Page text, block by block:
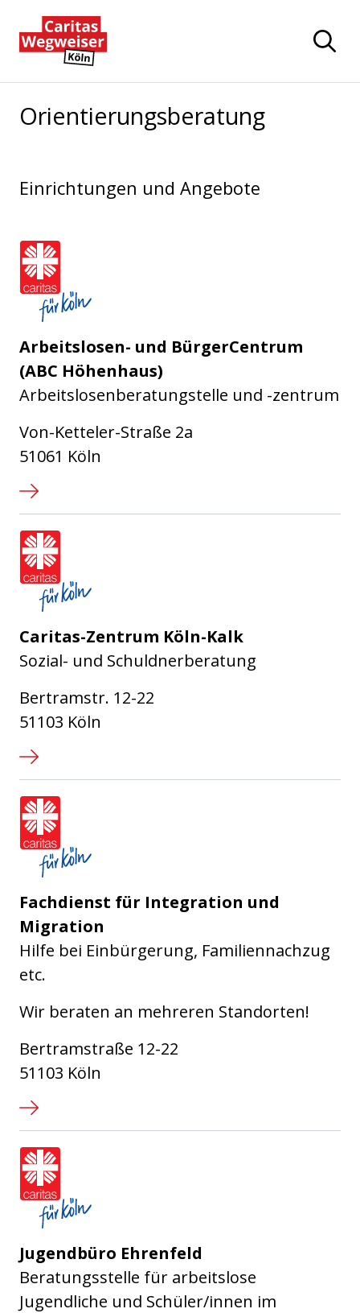
Zur Startseite navigieren
Orientierungsberatung
Einrichtungen und Angebote
Arbeitslosen- und BürgerCentrum
(ABC Höhenhaus)
Arbeitslosenberatungstelle und -zentrum
Von-Ketteler-Straße 2a
51061 Köln
Caritas-Zentrum Köln-Kalk
Sozial- und Schuldnerberatung
Bertramstr. 12-22
51103 Köln
Fachdienst für Integration und
Migration
Hilfe bei Einbürgerung, Familiennachzug
etc.
Wir beraten an mehreren Standorten!
Bertramstraße 12-22
51103 Köln
Jugendbüro Ehrenfeld
Beratungsstelle für arbeitslose
Jugendliche und Schüler/innen im